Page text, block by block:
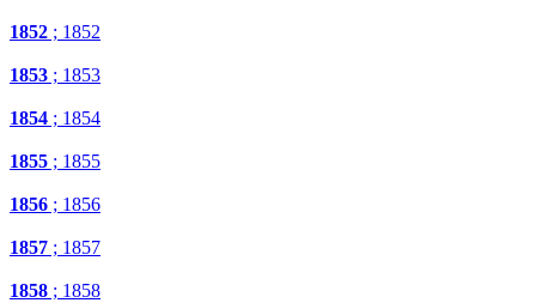
1852 ; 1852
1853 ; 1853
1854 ; 1854
1855 ; 1855
1856 ; 1856
1857 ; 1857
1858 ; 1858